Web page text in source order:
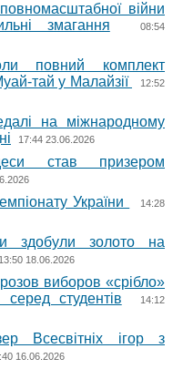
війни
змагання
08:54
повний комплект
тай у Малайзії
12:52
на міжнародному
17:44 23.06.2026
став призером
України
14:28
здобули золото на
13:50 18.06.2026
виборов «срібло»
серед студентів
14:12
Всесвітніх ігор з
16.06.2026